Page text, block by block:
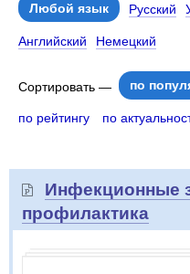
Любой язык Русский
Английский Немецкий
Сортировать — по
по рейтингу по
Инфекционные
профилактика